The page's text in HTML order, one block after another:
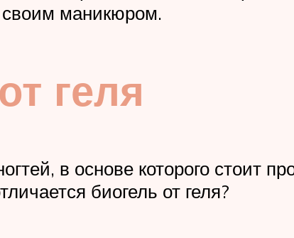
своим маникюром.
геля
в основе которого стоит
биогель от геля?